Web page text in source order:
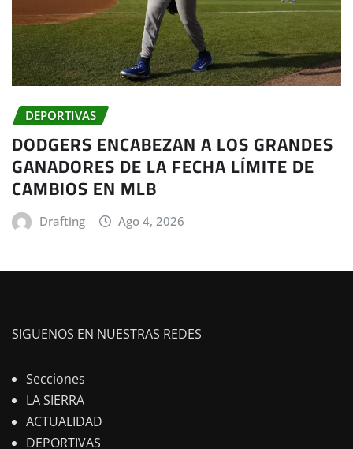
DEPORTIVAS
DODGERS ENCABEZAN A LOS GRANDES
GANADORES DE LA FECHA LÍMITE DE
CAMBIOS EN MLB
Drafting Ago 4, 2026
SIGUENOS EN NUESTRAS REDES
Secciones
LA SIERRA
ACTUALIDAD
DEPORTIVAS